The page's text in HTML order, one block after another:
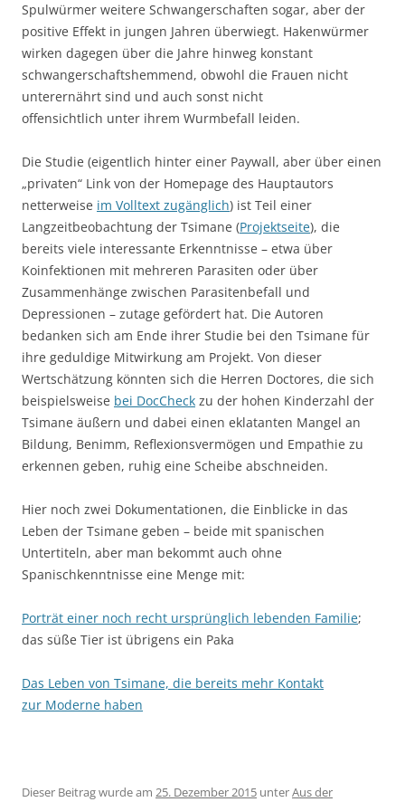
Spulwürmer weitere Schwangerschaften sogar, aber der
positive Effekt in jungen Jahren überwiegt. Hakenwürmer
wirken dagegen über die Jahre hinweg konstant
schwangerschaftshemmend, obwohl die Frauen nicht
unterernährt sind und auch sonst nicht
offensichtlich unter ihrem Wurmbefall leiden.
Die Studie (eigentlich hinter einer Paywall, aber über einen
„privaten“ Link von der Homepage des Hauptautors
netterweise im Volltext zugänglich) ist Teil einer
Langzeitbeobachtung der Tsimane (Projektseite), die
bereits viele interessante Erkenntnisse – etwa über
Koinfektionen mit mehreren Parasiten oder über
Zusammenhänge zwischen Parasitenbefall und
Depressionen – zutage gefördert hat. Die Autoren
bedanken sich am Ende ihrer Studie bei den Tsimane für
ihre geduldige Mitwirkung am Projekt. Von dieser
Wertschätzung könnten sich die Herren Doctores, die sich
beispielsweise bei DocCheck zu der hohen Kinderzahl der
Tsimane äußern und dabei einen eklatanten Mangel an
Bildung, Benimm, Reflexionsvermögen und Empathie zu
erkennen geben, ruhig eine Scheibe abschneiden.
Hier noch zwei Dokumentationen, die Einblicke in das
Leben der Tsimane geben – beide mit spanischen
Untertiteln, aber man bekommt auch ohne
Spanischkenntnisse eine Menge mit:
Porträt einer noch recht ursprünglich lebenden Familie;
das süße Tier ist übrigens ein Paka
Das Leben von Tsimane, die bereits mehr Kontakt
zur Moderne haben
Dieser Beitrag wurde am 25. Dezember 2015 unterAus der